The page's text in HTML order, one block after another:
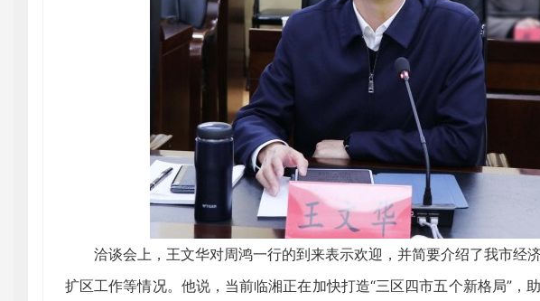
洽谈会上，王文华对周鸿一行的到来表示欢迎，并简要介绍了我市经
扩区工作等情况。他说，当前临湘正在加快打造“三区四市五个新格局”，